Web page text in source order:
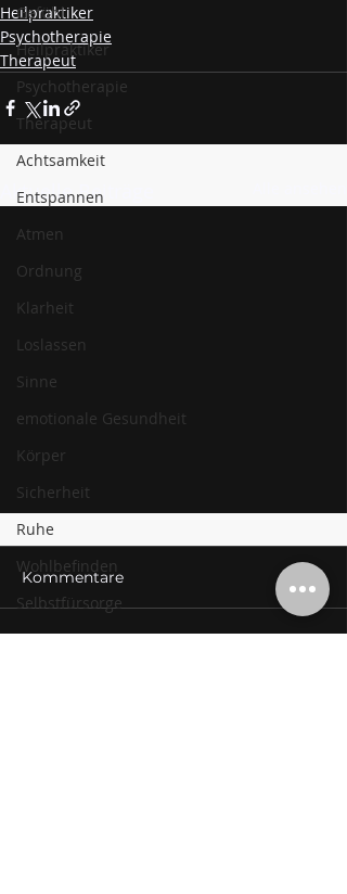
Gefühl
Heilpraktiker
Psychotherapie
Therapeut
Achtsamkeit
Entspannen
Atmen
Ordnung
Klarheit
Loslassen
Sinne
emotionale Gesundheit
Körper
Sicherheit
Ruhe
Wohlbefinden
Selbstfürsorge
Atem
Heilpraktiker
Psychotherapie
Therapeut
Aktuelle Beiträge
Kommentare